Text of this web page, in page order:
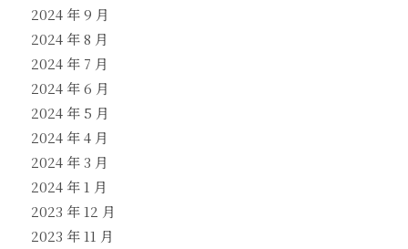
2024 年 9 月
2024 年 8 月
2024 年 7 月
2024 年 6 月
2024 年 5 月
2024 年 4 月
2024 年 3 月
2024 年 1 月
2023 年 12 月
2023 年 11 月